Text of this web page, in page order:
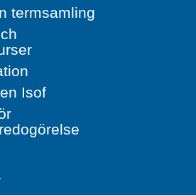
termsamling
Isof